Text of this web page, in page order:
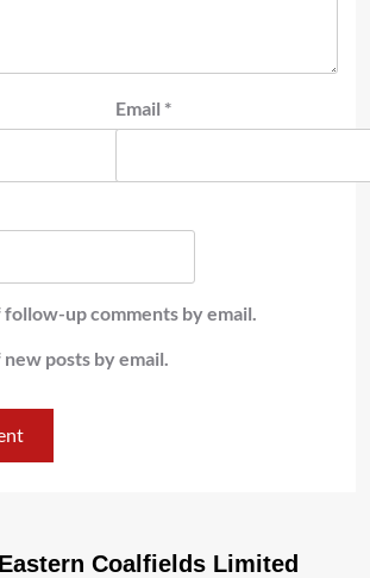
Email *
up comments by email.
posts by email.
Coalfields Limited